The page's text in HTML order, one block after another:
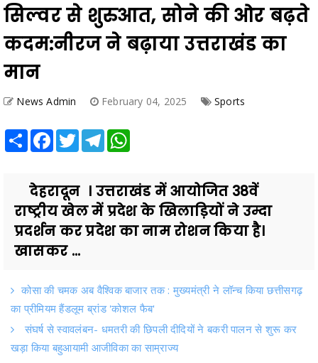
सिल्वर से शुरुआत, सोने की ओर बढ़ते
कदम:नीरज ने बढ़ाया उत्तराखंड का
मान
News Admin February 04, 2025 Sports
Share Facebook
TwitterTelegram
देहरादून । उत्तराखंड में आयोजित 38वें
राष्ट्रीय खेल में प्रदेश के खिलाड़ियों ने उम्दा
प्रदर्शन कर प्रदेश का नाम रोशन किया है।
खासकर ...
कोसा की चमक अब वैश्विक बाजार तक : मुख्यमंत्री ने लॉन्च किया छत्तीसगढ़
का प्रीमियम हैंडलूम ब्रांड 'कोशल फैब'
संघर्ष से स्वावलंबन- धमतरी की छिपली दीदियों ने बकरी पालन से शुरू कर
खड़ा किया बहुआयामी आजीविका का साम्राज्य